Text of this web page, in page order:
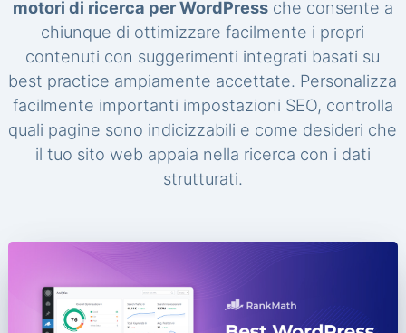
motori di ricerca per WordPressche consente a
chiunque di ottimizzare facilmente i propri
contenuti con suggerimenti integrati basati su
best practice ampiamente accettate. Personalizza
facilmente importanti impostazioni SEO, controlla
quali pagine sono indicizzabili e come desideri che
il tuo sito web appaia nella ricerca con i dati
strutturati.